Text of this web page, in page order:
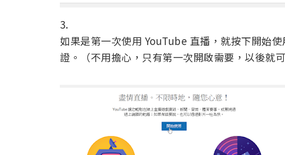
3.
如果是第一次使用 YouTube 直播，就按下開始
證。（不用擔心，只有第一次開啟需要，以後就